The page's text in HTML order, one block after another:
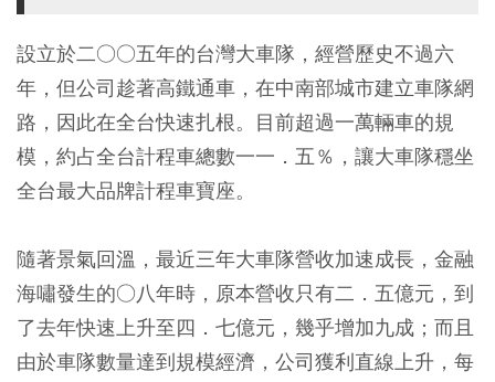
設立於二○○五年的台灣大車隊，經營歷史不過六
年，但公司趁著高鐵通車，在中南部城市建立車隊網
路，因此在全台快速扎根。目前超過一萬輛車的規
模，約占全台計程車總數一一．五％，讓大車隊穩坐
全台最大品牌計程車寶座。
隨著景氣回溫，最近三年大車隊營收加速成長，金融
海嘯發生的○八年時，原本營收只有二．五億元，到
了去年快速上升至四．七億元，幾乎增加九成；而且
由於車隊數量達到規模經濟，公司獲利直線上升，每